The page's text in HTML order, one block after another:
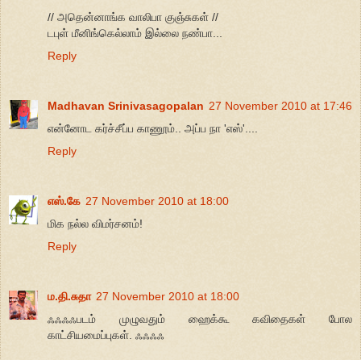
// அதென்னாங்க வாலிபா குஞ்சுகள் //
டபுள் மீனிங்கெல்லாம் இல்லை நண்பா...
Reply
Madhavan Srinivasagopalan 27 November 2010 at 17:46
என்னோட கர்ச்சீப்ப காணூம்.. அப்ப நா 'எஸ்'....
Reply
எஸ்.கே 27 November 2010 at 18:00
மிக நல்ல விமர்சனம்!
Reply
ம.தி.சுதா 27 November 2010 at 18:00
ஃஃஃஃபடம் முழுவதும் ஹைக்கூ கவிதைகள் போல
காட்சியமைப்புகள். ஃஃஃஃ